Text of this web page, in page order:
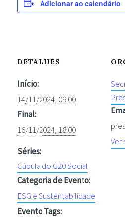
Adicionar ao calendário
DETALHES
Início:
14/11/2024, 09:00
Final:
16/11/2024, 18:00
Séries:
Cúpula do G20 Social
Categoria de Evento:
ESG e Sustentabilidade
Evento Tags:
Ver